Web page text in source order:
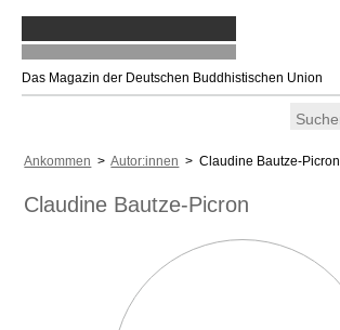
Das Magazin der Deutschen Buddhistischen Union
Ankommen >Autor:innen > Claudine Bautze-Picron
Claudine Bautze-Picron